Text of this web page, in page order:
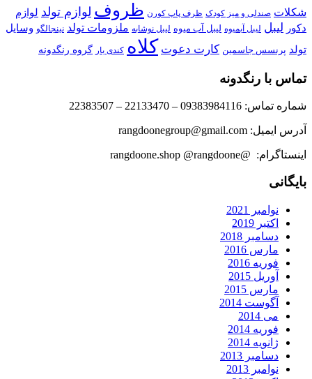
شکلات صندلی و میز کودک ظرف پاپ کورن ظروف لوازم تولد لوازم
دکور لیبل لیبل آبمیوه لیبل آب میوه لیبل نوشابه ملزومات تولد نینجالگو وسایل
تولد پرنسس جاسمین کارت دعوت کلاه کندی بار گروه رنگدونه
تماس با رنگدونه
شماره تماس: 09383984116 – 22133470 – 22383507
آدرس ایمیل: rangdoonegroup@gmail.com
اینستاگرام: @rangdoone.shop @rangdoone
بایگانی
نوامبر 2021
اکتبر 2019
دسامبر 2018
مارس 2016
فوریه 2016
آوریل 2015
مارس 2015
آگوست 2014
می 2014
فوریه 2014
ژانویه 2014
دسامبر 2013
نوامبر 2013